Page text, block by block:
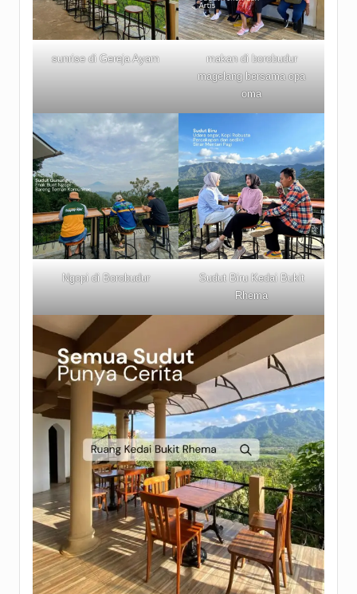
sunrise di Gereja Ayam
makan di borobudur
magelang bersama opa
oma
Ngopi di Borobudur
Sudut Biru Kedai Bukit
Rhema